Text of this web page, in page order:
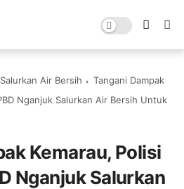
Air Bersih
Tangani Dampak
Nganjuk Salurkan Air Bersih Untuk
Kemarau, Polisi
Nganjuk Salurkan